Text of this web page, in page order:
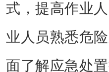
式，提高作业
业人员熟悉危
面了解应急处